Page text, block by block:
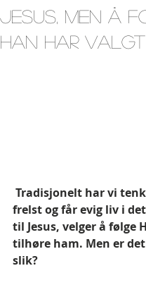
Jesus, men å
han har valgt
frelst og får evig liv i
til Jesus, velger å følge
tilhøre ham. Men er
slik?